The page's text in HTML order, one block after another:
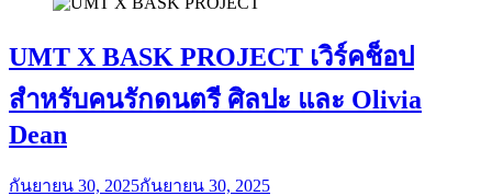
UMT X BASK PROJECT เวิร์คช็อป
สำหรับคนรักดนตรี ศิลปะ และ Olivia
Dean
กันยายน 30, 2025กันยายน 30, 2025